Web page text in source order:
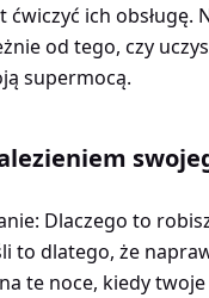
ich obsługę.
od tego, czy
supermocą.
Dlaczego to
to dlatego, że
te noce, kiedy